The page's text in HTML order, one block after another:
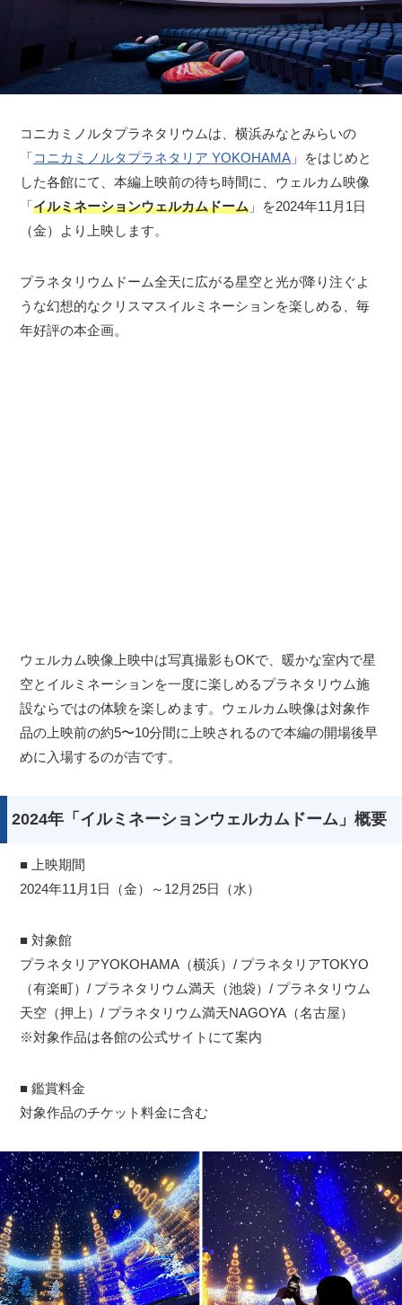
コニカミノルタプラネタリウムは、横浜みなとみらいの
「コニカミノルタプラネタリア YOKOHAMA 」をはじめと
した各館にて、本編上映前の待ち時間に、ウェルカム映像
「イルミネーションウェルカムドーム 」を2024年11月1日
（金）より上映します。
プラネタリウムドーム全天に広がる星空と光が降り注ぐよ
うな幻想的なクリスマスイルミネーションを楽しめる、毎
年好評の本企画。
ウェルカム映像上映中は写真撮影もOKで、暖かな室内で星
空とイルミネーションを一度に楽しめるプラネタリウム施
設ならではの体験を楽しめます。ウェルカム映像は対象作
品の上映前の約5〜10分間に上映されるので本編の開場後早
めに入場するのが吉です。
2024年「イルミネーションウェルカムドーム」概要
■ 上映期間
2024年11月1日（金）～12月25日（水）
■ 対象館
プラネタリアYOKOHAMA（横浜）/ プラネタリアTOKYO
（有楽町）/ プラネタリウム満天（池袋）/ プラネタリウム
天空（押上）/ プラネタリウム満天NAGOYA（名古屋）
※対象作品は各館の公式サイトにて案内
■ 鑑賞料金
対象作品のチケット料金に含む